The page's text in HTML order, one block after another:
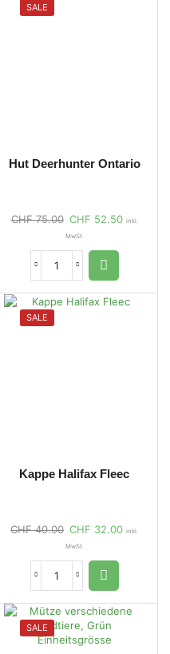
SALE
Hut Deerhunter Ontario
CHF75.00 CHF 52.50 inkl.
MwSt.
SALE
Kappe Halifax Fleec
CHF40.00 CHF 32.00 inkl.
MwSt.
SALE